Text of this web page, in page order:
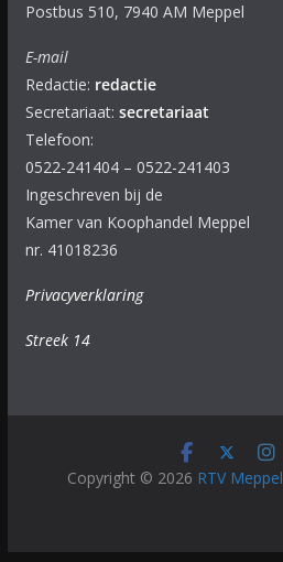
Postbus 510, 7940 AM Meppel
E-mail
Redactie: redactie
Secretariaat: secretariaat
Telefoon:
0522-241404 – 0522-241403
Ingeschreven bij de
Kamer van Koophandel Meppel
nr. 41018236
Privacyverklaring
Streek 14
Copyright © 2026 RTV Meppel